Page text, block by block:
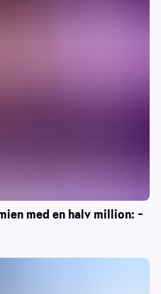
med en halv million: –